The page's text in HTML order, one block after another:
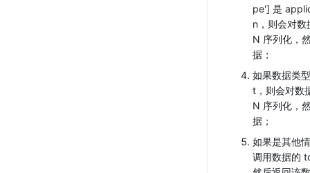
pe'] 是
n，则会对
N 序列化，
据；
如果数据类
t，则会对数
N 序列化，
据；
如果是其他
调用数据的